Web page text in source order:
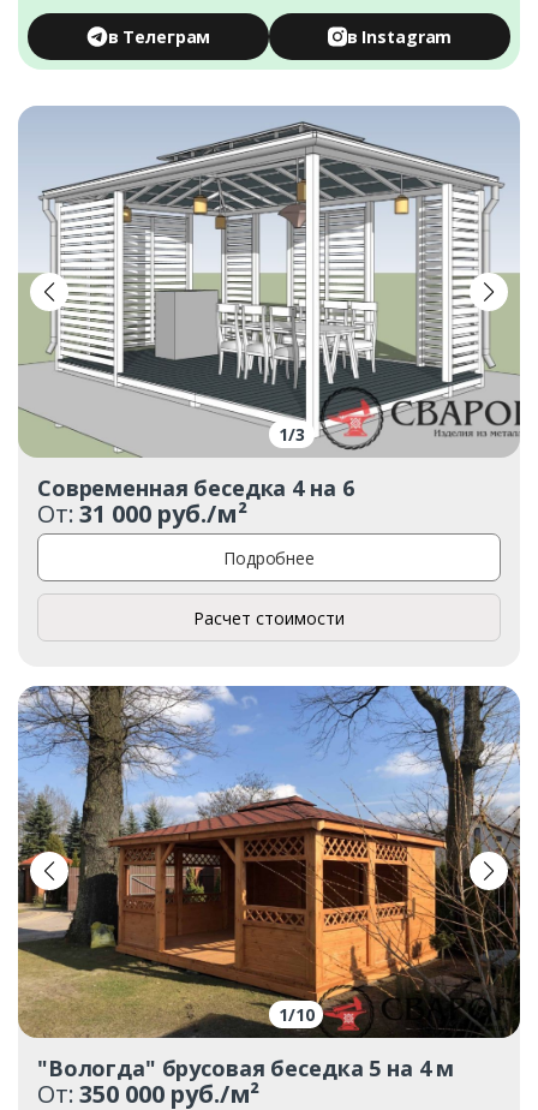
в Телеграм в Instagram
1/3
Современная беседка 4 на 6
От:31 000 руб./м²
Подробнее
Расчет стоимости
1/10
"Вологда" брусовая беседка 5 на 4 м
От:350 000 руб./м²